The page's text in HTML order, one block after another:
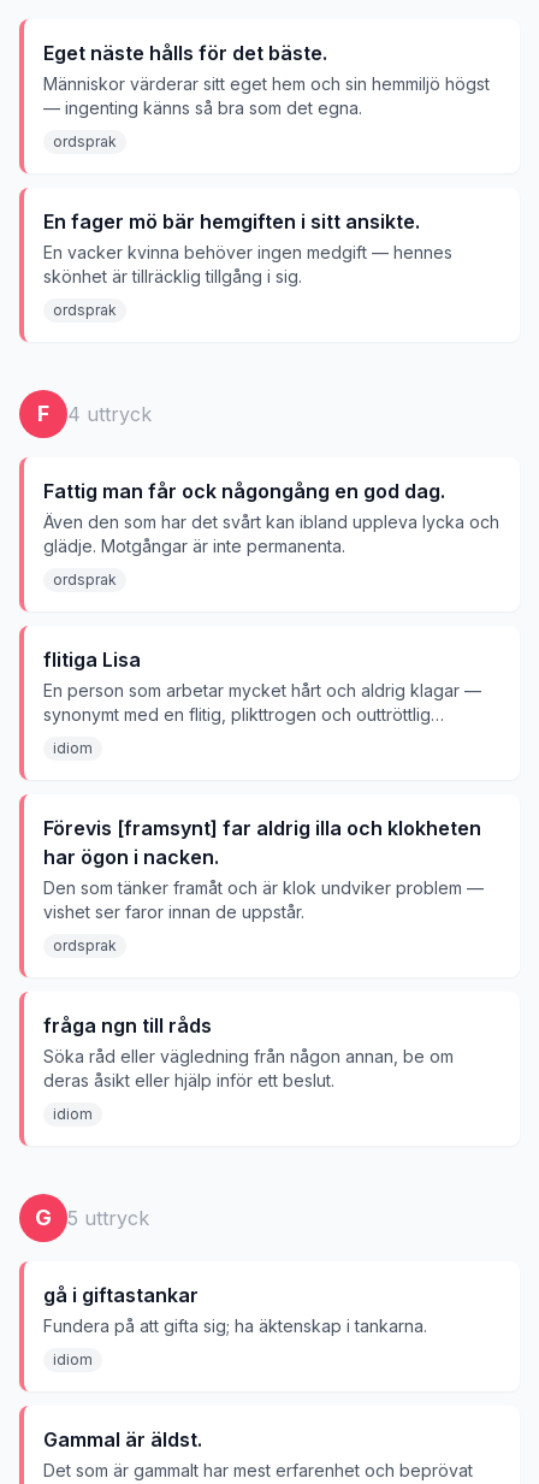
Eget näste hålls för det bäste.
Människor värderar sitt eget hem och sin hemmiljö högst
— ingenting känns så bra som det egna.
ordsprak
En fager mö bär hemgiften i sitt ansikte.
En vacker kvinna behöver ingen medgift — hennes
skönhet är tillräcklig tillgång i sig.
ordsprak
F 4 uttryck
Fattig man får ock någongång en god dag.
Även den som har det svårt kan ibland uppleva lycka och
glädje. Motgångar är inte permanenta.
ordsprak
flitiga Lisa
En person som arbetar mycket hårt och aldrig klagar —
synonymt med en flitig, plikttrogen och outtröttlig
arbetare.
idiom
Förevis [framsynt] far aldrig illa och klokheten
har ögon i nacken.
Den som tänker framåt och är klok undviker problem —
vishet ser faror innan de uppstår.
ordsprak
fråga ngn till råds
Söka råd eller vägledning från någon annan, be om
deras åsikt eller hjälp inför ett beslut.
idiom
G 5 uttryck
gå i giftastankar
Fundera på att gifta sig; ha äktenskap i tankarna.
idiom
Gammal är äldst.
Det som är gammalt har mest erfarenhet och beprövat